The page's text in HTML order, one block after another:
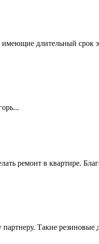
длительный срок
ремонт в квартире.
партнеру. Такие